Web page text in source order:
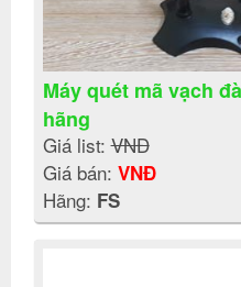
Máy quét mã vạch
hãng
Giá list:VNĐ
Giá bán: VNĐ
Hãng: FS